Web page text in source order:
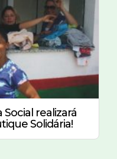
realizará
Solidária!